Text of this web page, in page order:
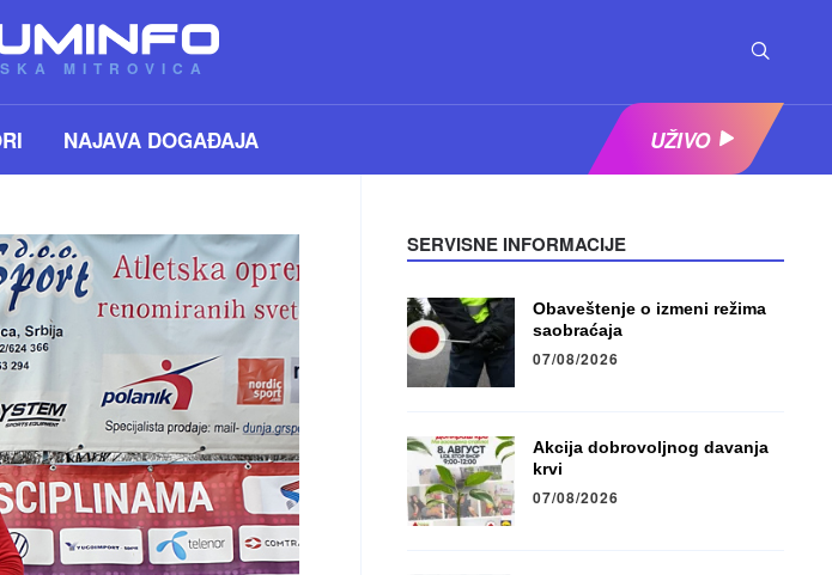
MITROVICA
NAJAVA DOGAĐAJA UŽIVO
SERVISNE INFORMACIJE
Obaveštenje o izmeni režima
saobraćaja
07/08/2026
Akcija dobrovoljnog davanja
krvi
07/08/2026